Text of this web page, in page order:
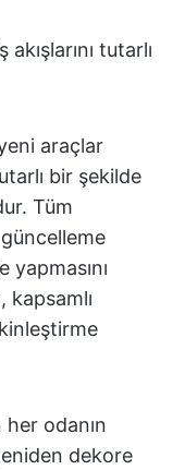
tutarlı
araçlar
bir şekilde
Tüm
yapmasını
odanın
dekore